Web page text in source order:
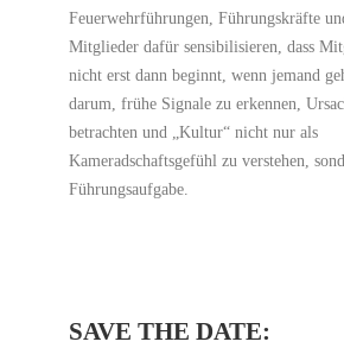
Feuerwehrführungen, Führungskräfte
Mitglieder dafür sensibilisieren, dass
nicht erst dann beginnt, wenn jemand
darum, frühe Signale zu erkennen,
betrachten und „Kultur“ nicht nur als
Kameradschaftsgefühl zu verstehen,
Führungsaufgabe.
SAVE THE DATE: